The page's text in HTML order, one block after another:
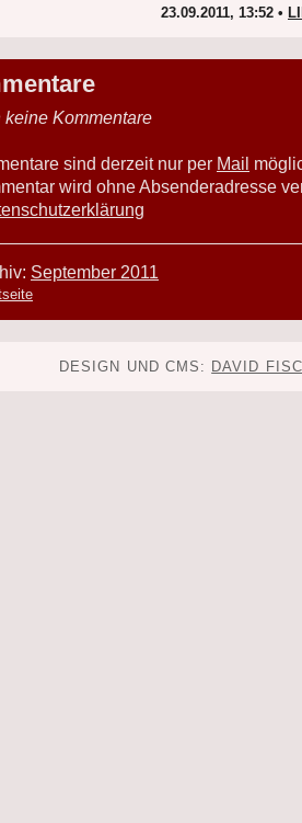
23.09.2011, 13:52 •
keine Kommentare
sind derzeit nur per Mail
wird ohne Absenderadresse
September 2011
DESIGN UND CMS: DAVID